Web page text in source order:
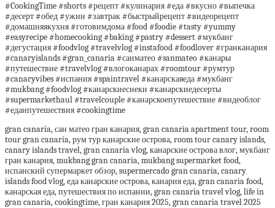
#CookingTime #shorts #рецепт #кулинария #еда #вкусно #выпечка
#десерт #обед #ужин #завтрак #быстрыйрецепт #видеорецепт
#домашняякухня #готовимдома #food #foodie #tasty #yummy
#easyrecipe #homecooking #baking #pastry #dessert #мукбанг
#дегустация #foodvlog #travelvlog #instafood #foodlover #гранканария
#canaryislands #gran_canaria #санматео #sanmateo #канары
#путешествие #travelvlog #влогоканарах #roomtour #румтур
#canaryvibes #испания #spaintravel #канарскаяеда #мукбанг
#mukbang #foodvlog #канарскиеснеки #канарскиедесерты
#supermarkethaul #travelcouple #канарскоепутешествие #видеоблог
#едаипутешествия #cookingtime
gran canaria, сан матео гран канария, gran canaria apartment tour, room
tour gran canaria, рум тур канарские острова, room tour canary islands,
canary islands travel, gran canaria vlog, канарские острова влог, мукбанг
гран канария, mukbang gran canaria, mukbang supermarket food,
испанский супермаркет обзор, supermercado gran canaria, canary
islands food vlog, еда канарские острова, канария еда, gran canaria food,
канарская еда, путешествия по испании, gran canaria travel vlog, life in
gran canaria, cookingtime, гран канария 2025, gran canaria travel 2025